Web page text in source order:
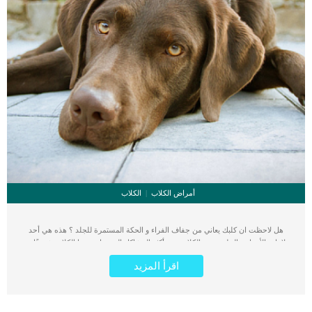
أمراض الكلاب الكلاب
هل لاحظت ان كلبك يعاني من جفاف الفراء و الحكة المستمرة للجلد ؟ هذه هي أحد
علامات الأمراض الجلدية عند الكلاب. من أكثر المشاكل التي تعاني منها الكلاب شيوعًا هي
مشاكل الجلد، حيث يوضح الأطباء البيطريين أنها تمثل ما يقرب من ربع الزيارات في
عيادات الطب البيطري في اليوم الواحد. ولعلنا نتساءل الآن ما هي مشاكل الجلد الأكثر
شيوعًا لدى الكلاب؟ وما الذي يمكنك القيام به للحفاظ على صحة جلد كلبك؟ نوضح لك
اقرأ المزيد